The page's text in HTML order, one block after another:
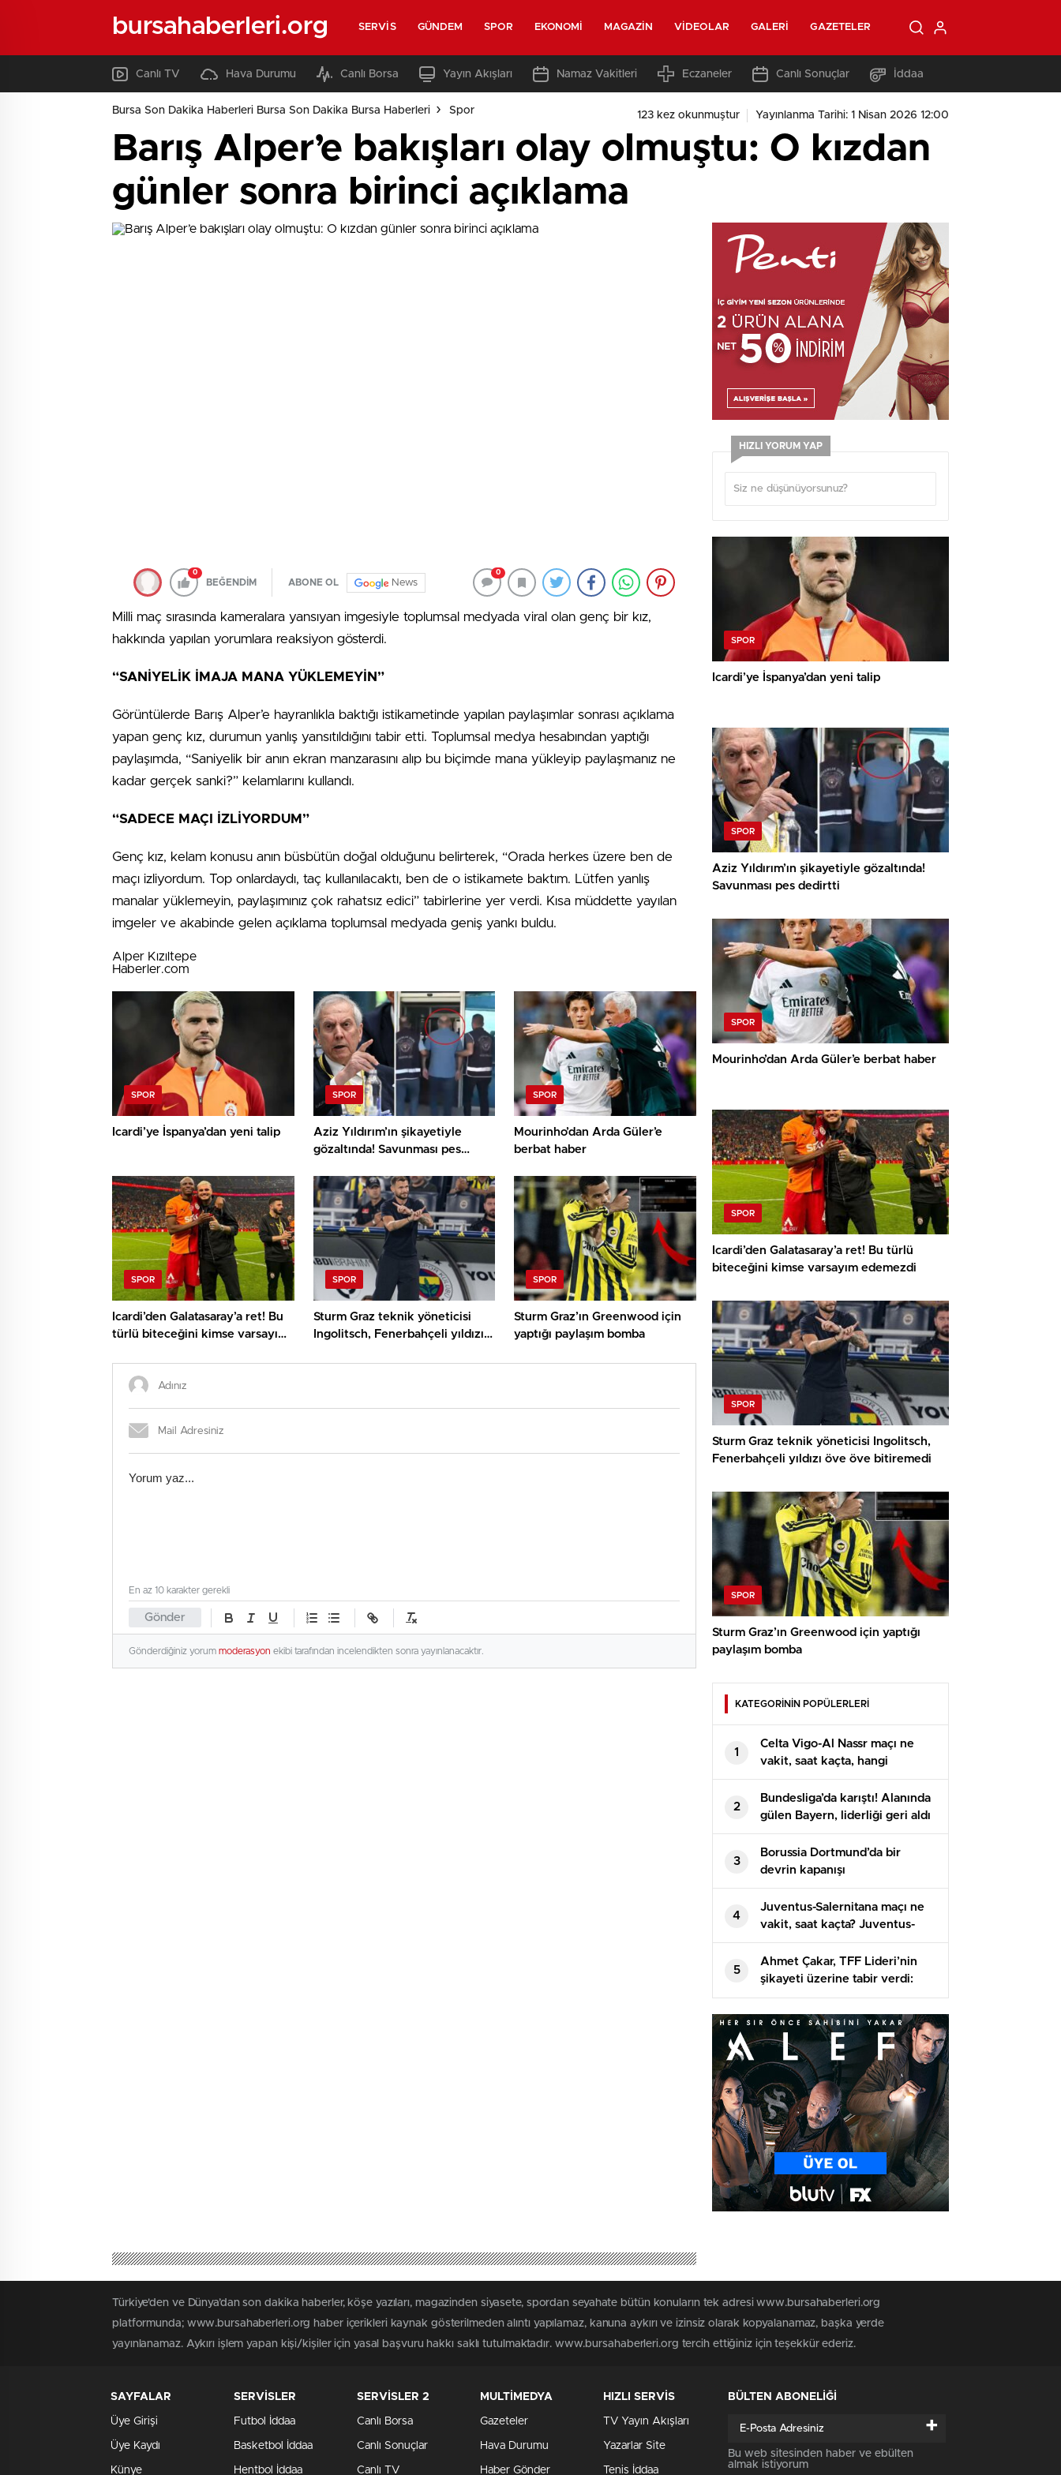
bursahaberleri.org SERVIS GÜNDEM SPOR EKONOMI MAGAZIN VIDEOLAR GALERI GAZETELER
Canlı TV Hava Durumu Canlı Borsa Yayın Akışları Namaz Vakitleri Eczaneler Canlı Sonuçlar İddaa
Bursa Son Dakika Haberleri Bursa Son Dakika Bursa Haberleri Spor 123 kez okunmuştur Yayınlanma Tarihi: 1 Nisan 2026 12:00
Barış Alper’e bakışları olay olmuştu: O kızdan
günler sonra birinci açıklama
0
BEĞENDİM ABONE OL News
0
Milli maç sırasında kameralara yansıyan imgesiyle toplumsal medyada viral olan genç bir kız,
hakkında yapılan yorumlara reaksiyon gösterdi.
“SANİYELİK İMAJA MANA YÜKLEMEYİN”
Görüntülerde Barış Alper’e hayranlıkla baktığı istikametinde yapılan paylaşımlar sonrası açıklama
yapan genç kız, durumun yanlış yansıtıldığını tabir etti. Toplumsal medya hesabından yaptığı
paylaşımda, “Saniyelik bir anın ekran manzarasını alıp bu biçimde mana yükleyip paylaşmanız ne
kadar gerçek sanki?” kelamlarını kullandı.
“SADECE MAÇI İZLİYORDUM”
Genç kız, kelam konusu anın büsbütün doğal olduğunu belirterek, “Orada herkes üzere ben de
maçı izliyordum. Top onlardaydı, taç kullanılacaktı, ben de o istikamete baktım. Lütfen yanlış
manalar yüklemeyin, paylaşımınız çok rahatsız edici” tabirlerine yer verdi. Kısa müddette yayılan
imgeler ve akabinde gelen açıklama toplumsal medyada geniş yankı buldu.
Alper Kızıltepe
Haberler.com
SPOR
Icardi’ye İspanya’dan yeni talip
SPOR
Aziz Yıldırım’ın şikayetiyle
gözaltında! Savunması pes
SPOR
Mourinho’dan Arda Güler’e
berbat haber
SPOR
Icardi’den Galatasaray’a ret! Bu
türlü biteceğini kimse varsayım
SPOR
Sturm Graz teknik yöneticisi
Ingolitsch, Fenerbahçeli yıldızı
SPOR
Sturm Graz’ın Greenwood için
yaptığı paylaşım bomba
Gönder
En az 10 karakter gerekli
Gönderdiğiniz yorum moderasyon ekibi tarafından incelendikten sonra yayınlanacaktır.
HIZLI YORUM YAP
SPOR
Icardi’ye İspanya’dan yeni talip
SPOR
Aziz Yıldırım’ın şikayetiyle gözaltında!
Savunması pes dedirtti
SPOR
Mourinho’dan Arda Güler’e berbat haber
SPOR
Icardi’den Galatasaray’a ret! Bu türlü
biteceğini kimse varsayım edemezdi
SPOR
Sturm Graz teknik yöneticisi Ingolitsch,
Fenerbahçeli yıldızı öve öve bitiremedi
SPOR
Sturm Graz’ın Greenwood için yaptığı
paylaşım bomba
KATEGORİNİN POPÜLERLERİ
1
Celta Vigo-Al Nassr maçı ne
vakit, saat kaçta, hangi
kanalda? Celta Vigo Al Nassr
maçı saat kaçta başlayacak,
nerede yayınlanacak?
2
Bundesliga’da karıştı! Alanında
gülen Bayern, liderliği geri aldı
3
Borussia Dortmund’da bir
devrin kapanışı
4
Juventus-Salernitana maçı ne
vakit, saat kaçta? Juventus-
Salernitana hangi kanalda,
şifresiz mi?
5
Ahmet Çakar, TFF Lideri’nin
şikayeti üzerine tabir verdi:
Elimdeki CD Türk futbolunun
namusunu değiştirecek
Türkiye'den ve Dünya’dan son dakika haberler, köşe yazıları, magazinden siyasete, spordan seyahate bütün konuların tek adresi www.bursahaberleri.org
platformunda; www.bursahaberleri.org haber içerikleri kaynak gösterilmeden alıntı yapılamaz, kanuna aykırı ve izinsiz olarak kopyalanamaz, başka yerde
yayınlanamaz. Aykırı işlem yapan kişi/kişiler için yasal başvuru hakkı saklı tutulmaktadır. www.bursahaberleri.org tercih ettiğiniz için teşekkür ederiz.
SAYFALAR
Üye Girişi
Üye Kaydı
Künye
SERVİSLER
Futbol İddaa
Basketbol İddaa
Hentbol İddaa
SERVİSLER 2
Canlı Borsa
Canlı Sonuçlar
Canlı TV
MULTİMEDYA
Gazeteler
Hava Durumu
Haber Gönder
HIZLI SERVİS
TV Yayın Akışları
Yazarlar Site
Tenis İddaa
BÜLTEN ABONELİĞİ
+
Bu web sitesinden haber ve ebülten
almak istiyorum